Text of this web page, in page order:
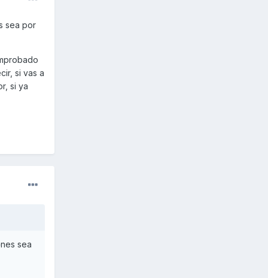
sea por
si vas a
si ya
sea